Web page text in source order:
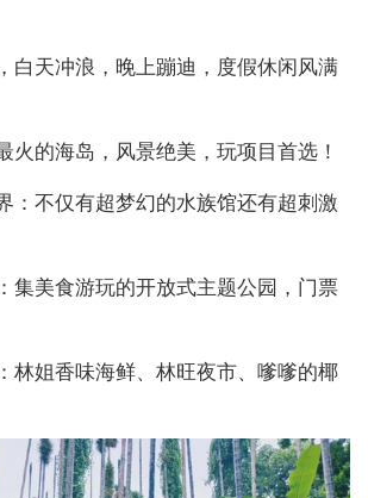
白天冲浪，晚上蹦迪，度假休闲风满
火的海岛，风景绝美，玩项目首选！
：不仅有超梦幻的水族馆还有超刺激
集美食游玩的开放式主题公园，门票
林姐香味海鲜、林旺夜市、嗲嗲的椰